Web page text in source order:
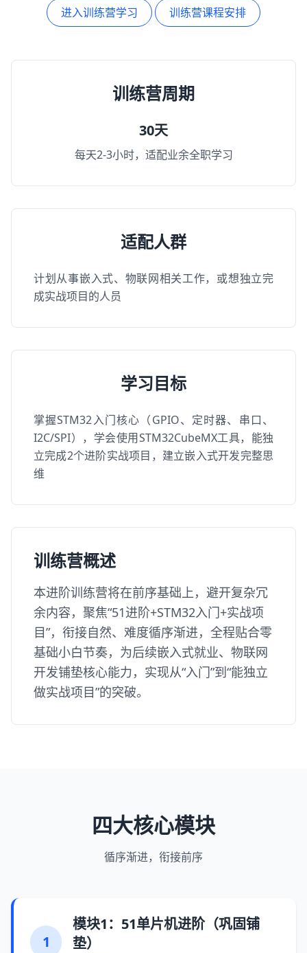
进入训练营学习 训练营课程安排
训练营周期
30天
每天2-3小时，适配业余全职学习
适配人群
计划从事嵌入式、物联网相关工作，或想独立完
成实战项目的人员
学习目标
掌握STM32入门核心（GPIO、定时器、串口、
I2C/SPI），学会使用STM32CubeMX工具，能独
立完成2个进阶实战项目，建立嵌入式开发完整思
维
训练营概述
本进阶训练营将在前序基础上，避开复杂冗
余内容，聚焦“51进阶+STM32入门+实战项
目”，衔接自然、难度循序渐进，全程贴合零
基础小白节奏，为后续嵌入式就业、物联网
开发铺垫核心能力，实现从“入门”到“能独立
做实战项目”的突破。
四大核心模块
循序渐进，衔接前序
1
模块1：51单片机进阶（巩固铺
垫）